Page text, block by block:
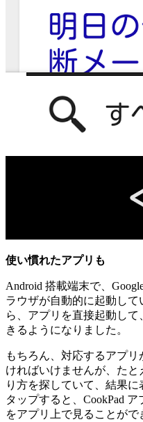
使い慣れたアプリも
Android 搭載端末で、
ラウザが自動的に起動し
ら、アプリを直接起動し
きるようになりました。
もちろん、対応するアプ
ければいけませんが、たと
り方を探していて、結果に
タップすると、CookPad
をアプリ上で見ることが